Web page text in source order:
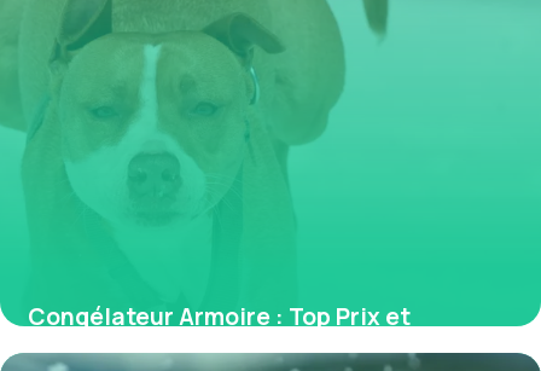
Congélateur Armoire : Top Prix et
Comparatif